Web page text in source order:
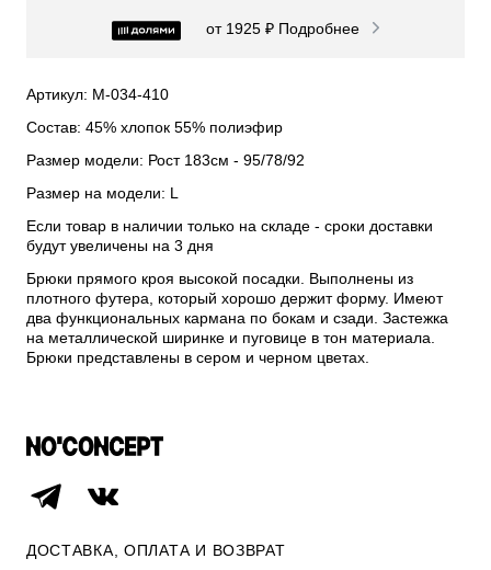
от 1925 ₽ Подробнее
Артикул: М-034-410
Состав: 45% хлопок 55% полиэфир
Размер модели: Рост 183см - 95/78/92
Размер на модели: L
Если товар в наличии только на складе - сроки доставки
будут увеличены на 3 дня
Брюки прямого кроя высокой посадки. Выполнены из
плотного футера, который хорошо держит форму. Имеют
два функциональных кармана по бокам и сзади. Застежка
на металлической ширинке и пуговице в тон материала.
Брюки представлены в сером и черном цветах.
ДОСТАВКА, ОПЛАТА И ВОЗВРАТ